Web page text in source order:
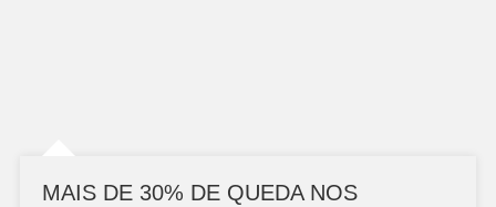
MAIS DE 30% DE QUEDA NOS